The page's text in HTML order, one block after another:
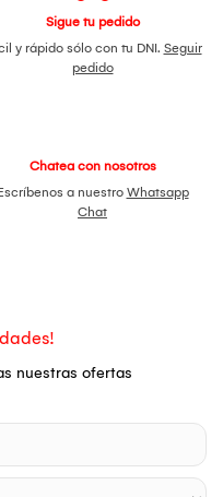
Sigue tu pedido
y rápido sólo con tu DNI. Seguir
pedido
Chatea con nosotros
a nuestro Whatsapp
Chat
nuestras ofertas